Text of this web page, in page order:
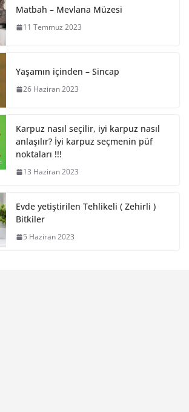
Matbah – Mevlana Müzesi
11 Temmuz 2023
Yaşamın içinden – Sincap
26 Haziran 2023
Karpuz nasıl seçilir, iyi karpuz nasıl
anlaşılır? İyi karpuz seçmenin püf
noktaları !!!
13 Haziran 2023
Evde yetiştirilen Tehlikeli ( Zehirli )
Bitkiler
5 Haziran 2023